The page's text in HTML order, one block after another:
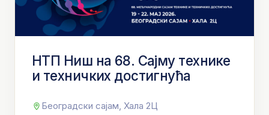
НТП Ниш на 68. Сајму технике
и техничких достигнућа
Београдски сајам, Хала 2Ц